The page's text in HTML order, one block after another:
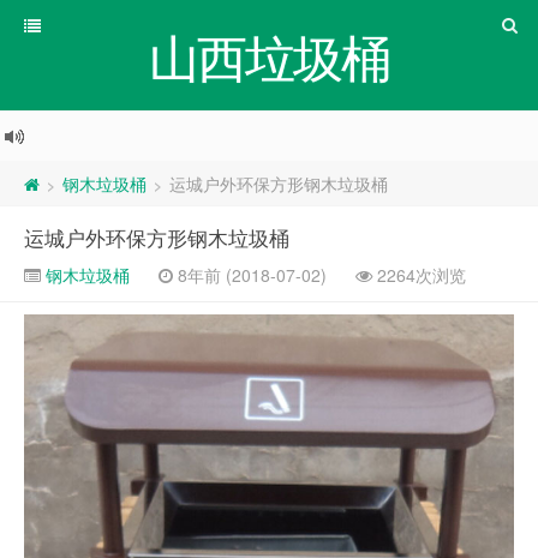
山西垃圾桶
> 钢木垃圾桶 > 运城户外环保方形钢木垃圾桶
运城户外环保方形钢木垃圾桶
钢木垃圾桶 8年前 (2018-07-02) 2264次浏览